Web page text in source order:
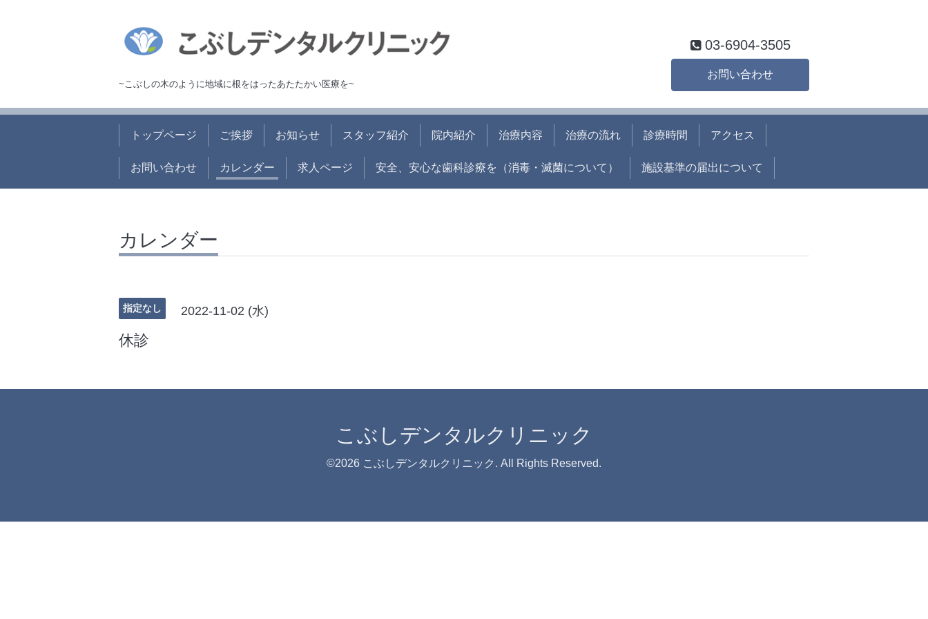
~こぶしの木のように地域に根をはったあたたかい医療を~
03-6904-3505
お問い合わせ
トップページ ご挨拶 お知らせ スタッフ紹介 院内紹介 治療内容 治療の流れ 診療時間 アクセス
お問い合わせ カレンダー 求人ページ 安全、安心な歯科診療を（消毒・滅菌について） 施設基準の届出について
カレンダー
指定なし 2022-11-02 (水)
休診
こぶしデンタルクリニック
©2026 こぶしデンタルクリニック . All Rights Reserved.